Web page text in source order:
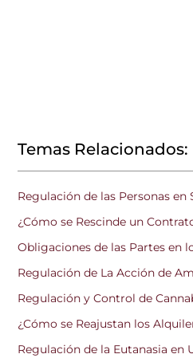
Temas Relacionados:
Regulación de las Personas en
¿Cómo se Rescinde un
Obligaciones de las Partes en
Regulación de La Acción de
Regulación y Control de
¿Cómo se Reajustan los
Regulación de la Eutanasia en